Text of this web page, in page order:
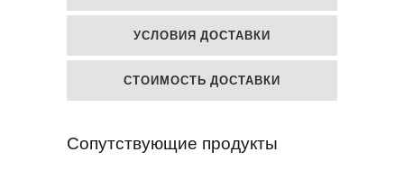
"Улыбка
УСЛОВИЯ ДОСТАВКИ
СТОИМОСТЬ ДОСТАВКИ
Сопутствующие продукты